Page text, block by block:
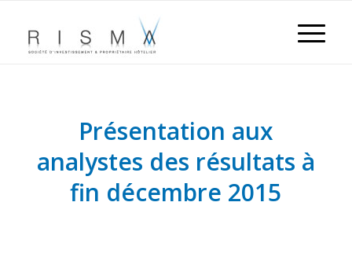
Présentation aux
analystes des résultats à
fin décembre 2015